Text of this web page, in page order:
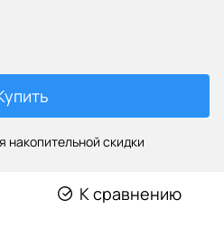
накопительной скидки
К сравнению